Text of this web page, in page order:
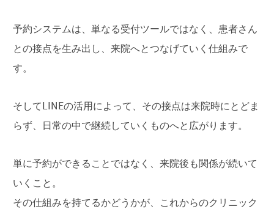
予約システムは、単なる受付ツールではなく、患者さん
との接点を生み出し、来院へとつなげていく仕組みで
す。
そしてLINEの活用によって、その接点は来院時にとどま
らず、日常の中で継続していくものへと広がります。
単に予約ができることではなく、来院後も関係が続いて
いくこと。
その仕組みを持てるかどうかが、これからのクリニック